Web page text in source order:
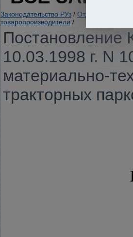
Законодательство РУз / Отдельные
товаропроизводители /
Постановление
10.03.1998 г. N
материально-
тракторных